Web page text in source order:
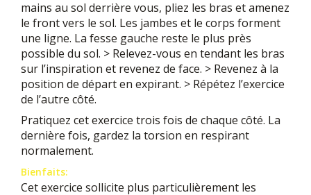
mains au sol derrière vous, pliez les bras et amenez
le front vers le sol. Les jambes et le corps forment
une ligne. La fesse gauche reste le plus près
possible du sol. > Relevez-vous en tendant les bras
sur l’inspiration et revenez de face. > Revenez à la
position de départ en expirant. > Répétez l’exercice
de l’autre côté.
Pratiquez cet exercice trois fois de chaque côté. La
dernière fois, gardez la torsion en respirant
normalement.
Bienfaits:
Cet exercice sollicite plus particulièrement les